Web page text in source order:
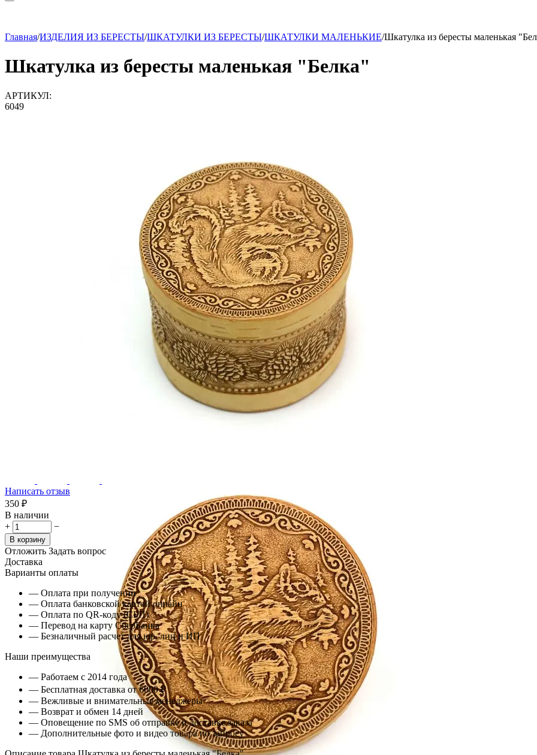
Главная/ИЗДЕЛИЯ ИЗ БЕРЕСТЫ/ШКАТУЛКИ ИЗ БЕРЕСТЫ/ШКАТУЛКИ МАЛЕНЬКИЕ/Шкатулка из бересты маленькая
Шкатулка из бересты маленькая "Белка"
АРТИКУЛ:
6049
Написать отзыв
‍350‍ ₽
В наличии
+
−
В корзину
Отложить Задать вопрос
Доставка
Варианты оплаты
— Оплата при получении
— Оплата банковской картой онлайн
— Оплата по QR-коду (СБП)
— Перевод на карту СберБанка
— Безналичный расчет для юр. лиц и ИП
Наши преимущества
— Работаем с 2014 года
— Бесплатная доставка от 6000 ₽
— Вежливые и внимательные менеджеры
— Возврат и обмен 14 дней
— Оповещение по SMS об отправке и доставке заказа
— Дополнительные фото и видео товара по запросу